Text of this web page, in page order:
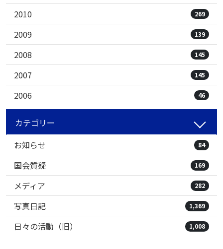
2010 269
2009 139
2008 145
2007 145
2006 46
カテゴリー
お知らせ
84
国会質疑 169
メディア 282
写真日記 1,369
日々の活動（旧） 1,008